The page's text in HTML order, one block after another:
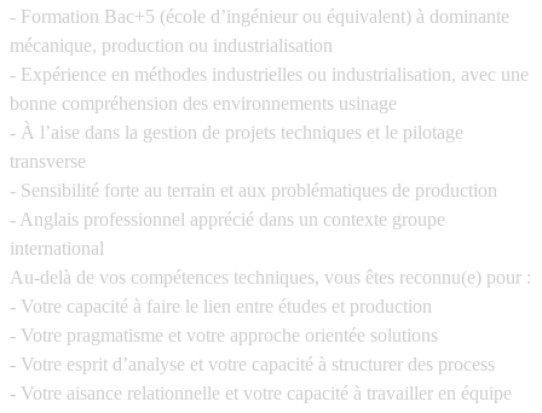
- Formation Bac+5 (école d’ingénieur ou équivalent) à dominante
mécanique, production ou industrialisation
- Expérience en méthodes industrielles ou industrialisation, avec une
bonne compréhension des environnements usinage
- À l’aise dans la gestion de projets techniques et le pilotage
transverse
- Sensibilité forte au terrain et aux problématiques de production
- Anglais professionnel apprécié dans un contexte groupe
international
Au-delà de vos compétences techniques, vous êtes reconnu(e) pour :
- Votre capacité à faire le lien entre études et production
- Votre pragmatisme et votre approche orientée solutions
- Votre esprit d’analyse et votre capacité à structurer des process
- Votre aisance relationnelle et votre capacité à travailler en équipe